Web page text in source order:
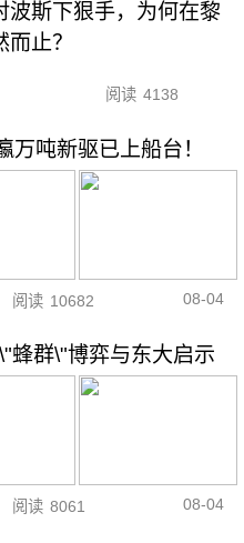
波斯下狠手，为何在黎
止？
阅读 4138
吨新驱已上船台！
阅读 10682 08-04
蜂群\"博弈与东大启示
阅读 8061 08-04